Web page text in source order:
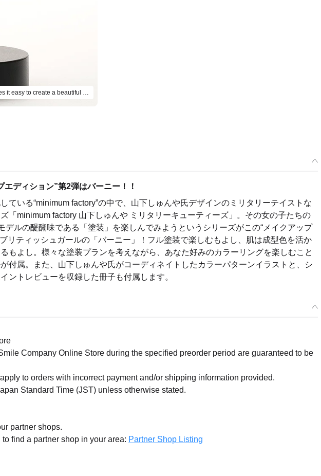
A finished example. The tan model color makes it easy to create a beautiful complete model without painting the skin.
Preorders Closed
PLAMAX MF-39 minimum factory Burney: Makeup Edition - Release Date:
10/2019
ディション”第2弾はバーニー！！
ている“minimum factory”の中で、山下しゅんや氏デザインのミリタリーテイストな
「minimum factory 山下しゅんや ミリタリーキューティーズ」。その女の子たちの
デルの醍醐味である「塗装」を楽しんでみようというシリーズがこの“メイクアップ
リティッシュガールの「バーニー」！フル塗装で楽しむもよし、肌は成型色を活か
もよし。様々な塗装プランを考えながら、あなた好みのカラーリングを楽しむこと
付属。また、山下しゅんや氏がコーディネイトしたカラーパターンイラストと、シ
ントレビューを収録した冊子も付属します。
Company Online Store during the specified preorder period are guaranteed to be
to orders with incorrect payment and/or shipping information provided.
Standard Time (JST) unless otherwise stated.
partner shops.
find a partner shop in your area: Partner Shop Listing